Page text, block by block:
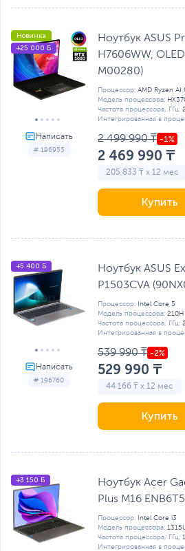
# 196955
Новинка
+25 000 Б
Ноутбук ASUS
H7606WW,
M00280)
Процессор: AMD Ryzen AI
Модель процессора:
Частота процессора, ГГц:
Интегрированная в
2 499 990 ₸
2 469 990 ₸
205 833 ₸ x 12 мес
Купить
# 196760
+5 400 Б
Ноутбук ASUS
P1503CVA
Процессор: Intel Core 5
Модель процессора: 210H
Частота процессора, ГГц:
Интегрированная в
539 990 ₸
529 990 ₸
44 166 ₸ x 12 мес
Купить
+3 150 Б
Ноутбук Acer
Plus M16
Процессор: Intel Core i3
Модель процессора:
Частота процессора, ГГц:
Интегрированная в